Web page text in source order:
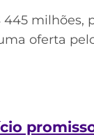
milhões,
oferta